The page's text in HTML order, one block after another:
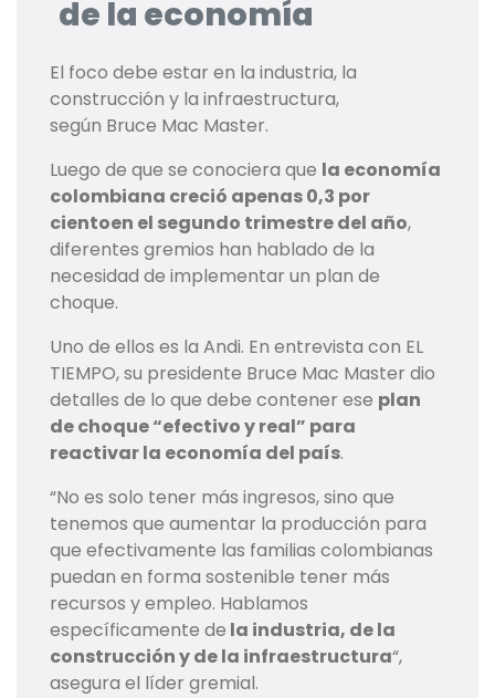
de la economía
El foco debe estar en la industria, la
construcción y la infraestructura,
según Bruce Mac Master.
Luego de que se conociera que la economía
colombiana creció apenas 0,3 por
cientoen el segundo trimestre del año,
diferentes gremios han hablado de la
necesidad de implementar un plan de
choque.
Uno de ellos es la Andi. En entrevista con EL
TIEMPO, su presidente Bruce Mac Master dio
detalles de lo que debe contener ese plan
de choque “efectivo y real” para
reactivar la economía del país.
“No es solo tener más ingresos, sino que
tenemos que aumentar la producción para
que efectivamente las familias colombianas
puedan en forma sostenible tener más
recursos y empleo. Hablamos
específicamente de la industria, de la
construcción y de la infraestructura“,
asegura el líder gremial.